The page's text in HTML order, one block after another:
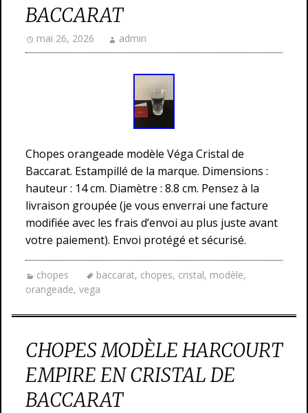
BACCARAT
mai 26, 2026 admin
Chopes orangeade modèle Véga Cristal de
Baccarat. Estampillé de la marque. Dimensions :
hauteur : 14 cm. Diamètre : 8.8 cm. Pensez à la
livraison groupée (je vous enverrai une facture
modifiée avec les frais d’envoi au plus juste avant
votre paiement). Envoi protégé et sécurisé.
chopes baccarat, chopes, cristal, modèle,
orangeade, vega
CHOPES MODÈLE HARCOURT
EMPIRE EN CRISTAL DE
BACCARAT